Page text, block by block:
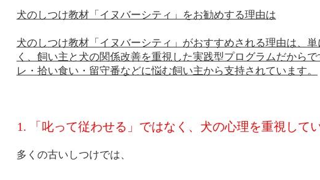
犬のしつけ教材「イヌバーシティ」をお勧めする理由は
犬のしつけ教材「イヌバーシティ」がおすすめされる理由は、
く、飼い主と犬の関係改善を重視した実践型プログラムだから
レ・拾い食い・留守番などに悩む飼い主から支持されています。
1. 「叱って従わせる」ではなく、犬の心理を重視して
多くの古いしつけでは、